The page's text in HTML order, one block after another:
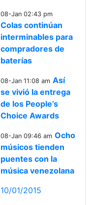
08-Jan 02:43 pm
Colas continúan
interminables para
compradores de
baterías
08-Jan 11:08 am Así
se vivió la entrega
de los People’s
Choice Awards
08-Jan 09:46 am Ocho
músicos tienden
puentes con la
música venezolana
10/01/2015